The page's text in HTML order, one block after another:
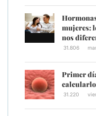
mujeres:
nos
31.806
Primer
31.220